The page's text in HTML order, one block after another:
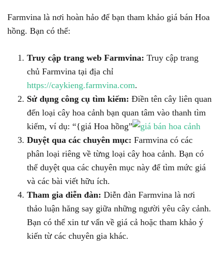
Farmvina là nơi hoàn hảo để bạn tham khảo giá bán Hoa
hồng. Bạn có thể:
Truy cập trang web Farmvina: Truy cập trang
chủ Farmvina tại địa chỉ
https://caykieng.farmvina.com.
Sử dụng công cụ tìm kiếm: Điền tên cây liên quan
đến loại cây hoa cảnh bạn quan tâm vào thanh tìm
kiếm, ví dụ: “{giá Hoa hồng”
Duyệt qua các chuyên mục: Farmvina có các
phân loại riêng về từng loại cây hoa cảnh. Bạn có
thể duyệt qua các chuyên mục này để tìm mức giá
và các bài viết hữu ích.
Tham gia diễn đàn: Diễn đàn Farmvina là nơi
thảo luận hăng say giữa những người yêu cây cảnh.
Bạn có thể xin tư vấn về giá cả hoặc tham khảo ý
kiến từ các chuyên gia khác.